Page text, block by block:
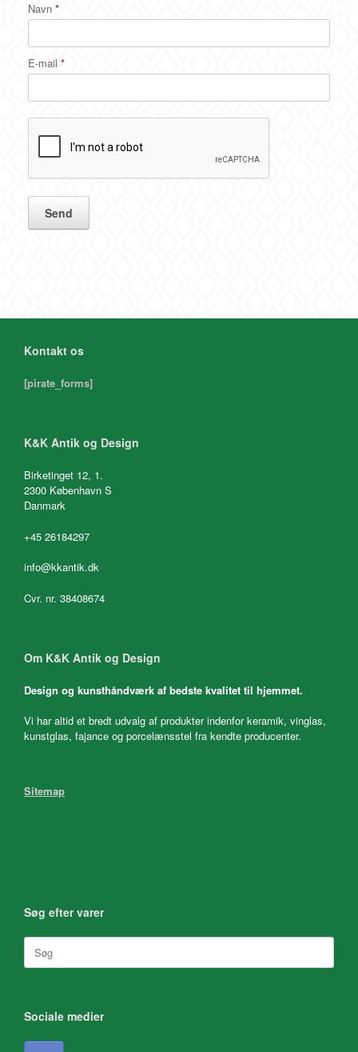
Navn *
E-mail *
Kontakt os
[pirate_forms]
K&K Antik og Design
Birketinget 12, 1.
2300 København S
Danmark
+45 26184297
info@kkantik.dk
Cvr. nr. 38408674
Om K&K Antik og Design
Design og kunsthåndværk af bedste kvalitet til hjemmet.
Vi har altid et bredt udvalg af produkter indenfor keramik, vinglas,
kunstglas, fajance og porcelænsstel fra kendte producenter.
Sitemap
Søg efter varer
efter:
Sociale medier